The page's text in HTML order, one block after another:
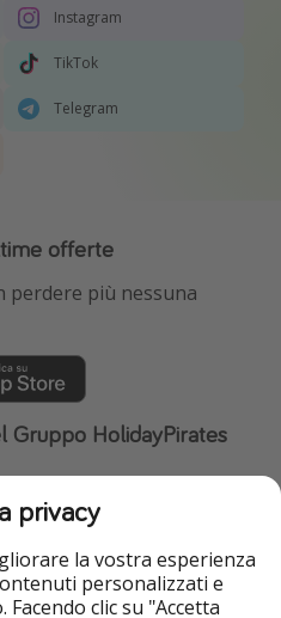
Instagram
TikTok
Telegram
offerte
perdere più nessuna
Gruppo HolidayPirates
VakantiePiraten
Urlaubspiraten
ViajerosPiratas
privacy
la vostra esperienza
personalizzati e
clic su "Accetta